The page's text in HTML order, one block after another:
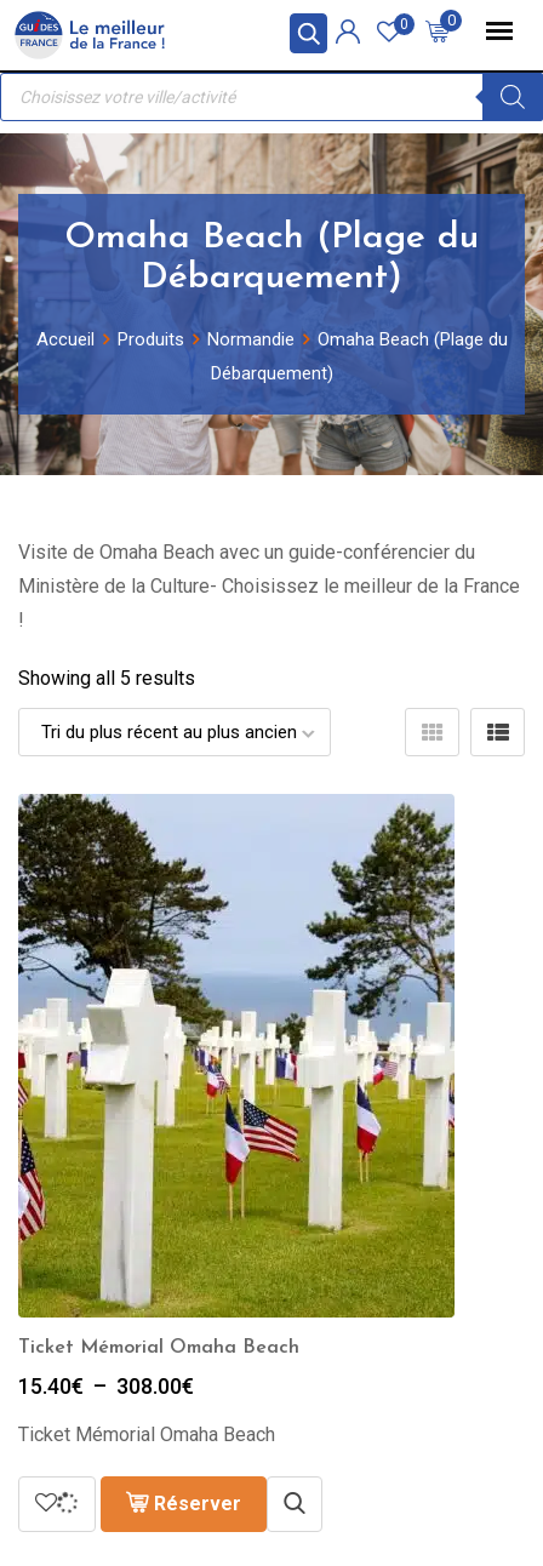
Panneau de gestion des cookies
Skip
content
0
0
Recherche
produits
Omaha Beach (Plage du
Débarquement)
Accueil Produits Normandie
Omaha Beach (Plage du
Débarquement)
Visite de Omaha Beach avec un guide-conférencier du
Ministère de la Culture- Choisissez le meilleur de la France
!
Showing all 5 results
Ticket Mémorial Omaha Beach
15.40€ – 308.00€
prix :
à
308.00€
Ticket Mémorial Omaha Beach
Réserver